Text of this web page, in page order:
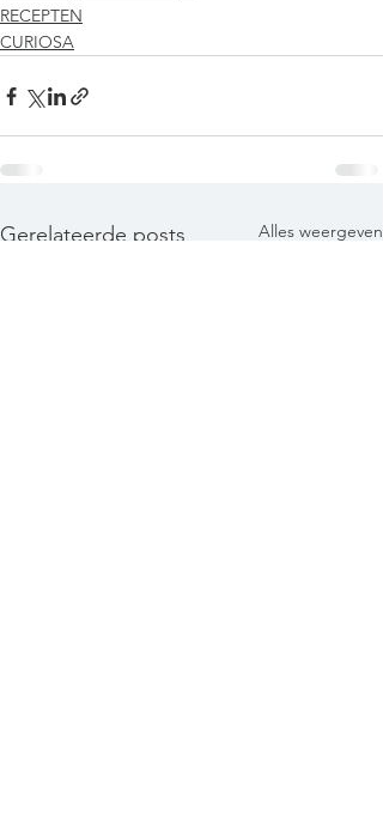
RECEPTEN
CURIOSA
Gerelateerde posts Alles weergeven